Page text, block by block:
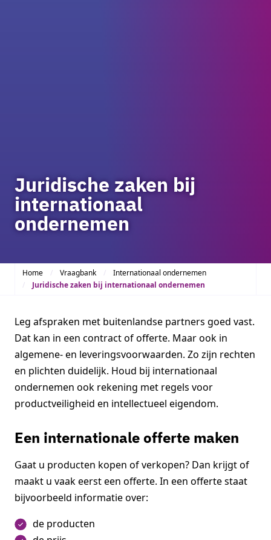
Juridische zaken bij
internationaal
ondernemen
Home Vraagbank
Internationaal ondernemen
Juridische zaken bij internationaal ondernemen
Leg afspraken met buitenlandse partners goed vast.
Dat kan in een contract of offerte. Maar ook in
algemene- en leveringsvoorwaarden. Zo zijn rechten
en plichten duidelijk. Houd bij internationaal
ondernemen ook rekening met regels voor
productveiligheid en intellectueel eigendom.
Een internationale offerte maken
Gaat u producten kopen of verkopen? Dan krijgt of
maakt u vaak eerst een offerte. In een offerte staat
bijvoorbeeld informatie over:
de producten